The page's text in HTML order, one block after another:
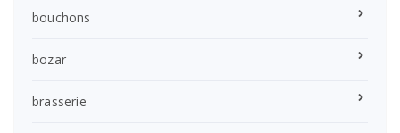
bouchons
bozar
brasserie